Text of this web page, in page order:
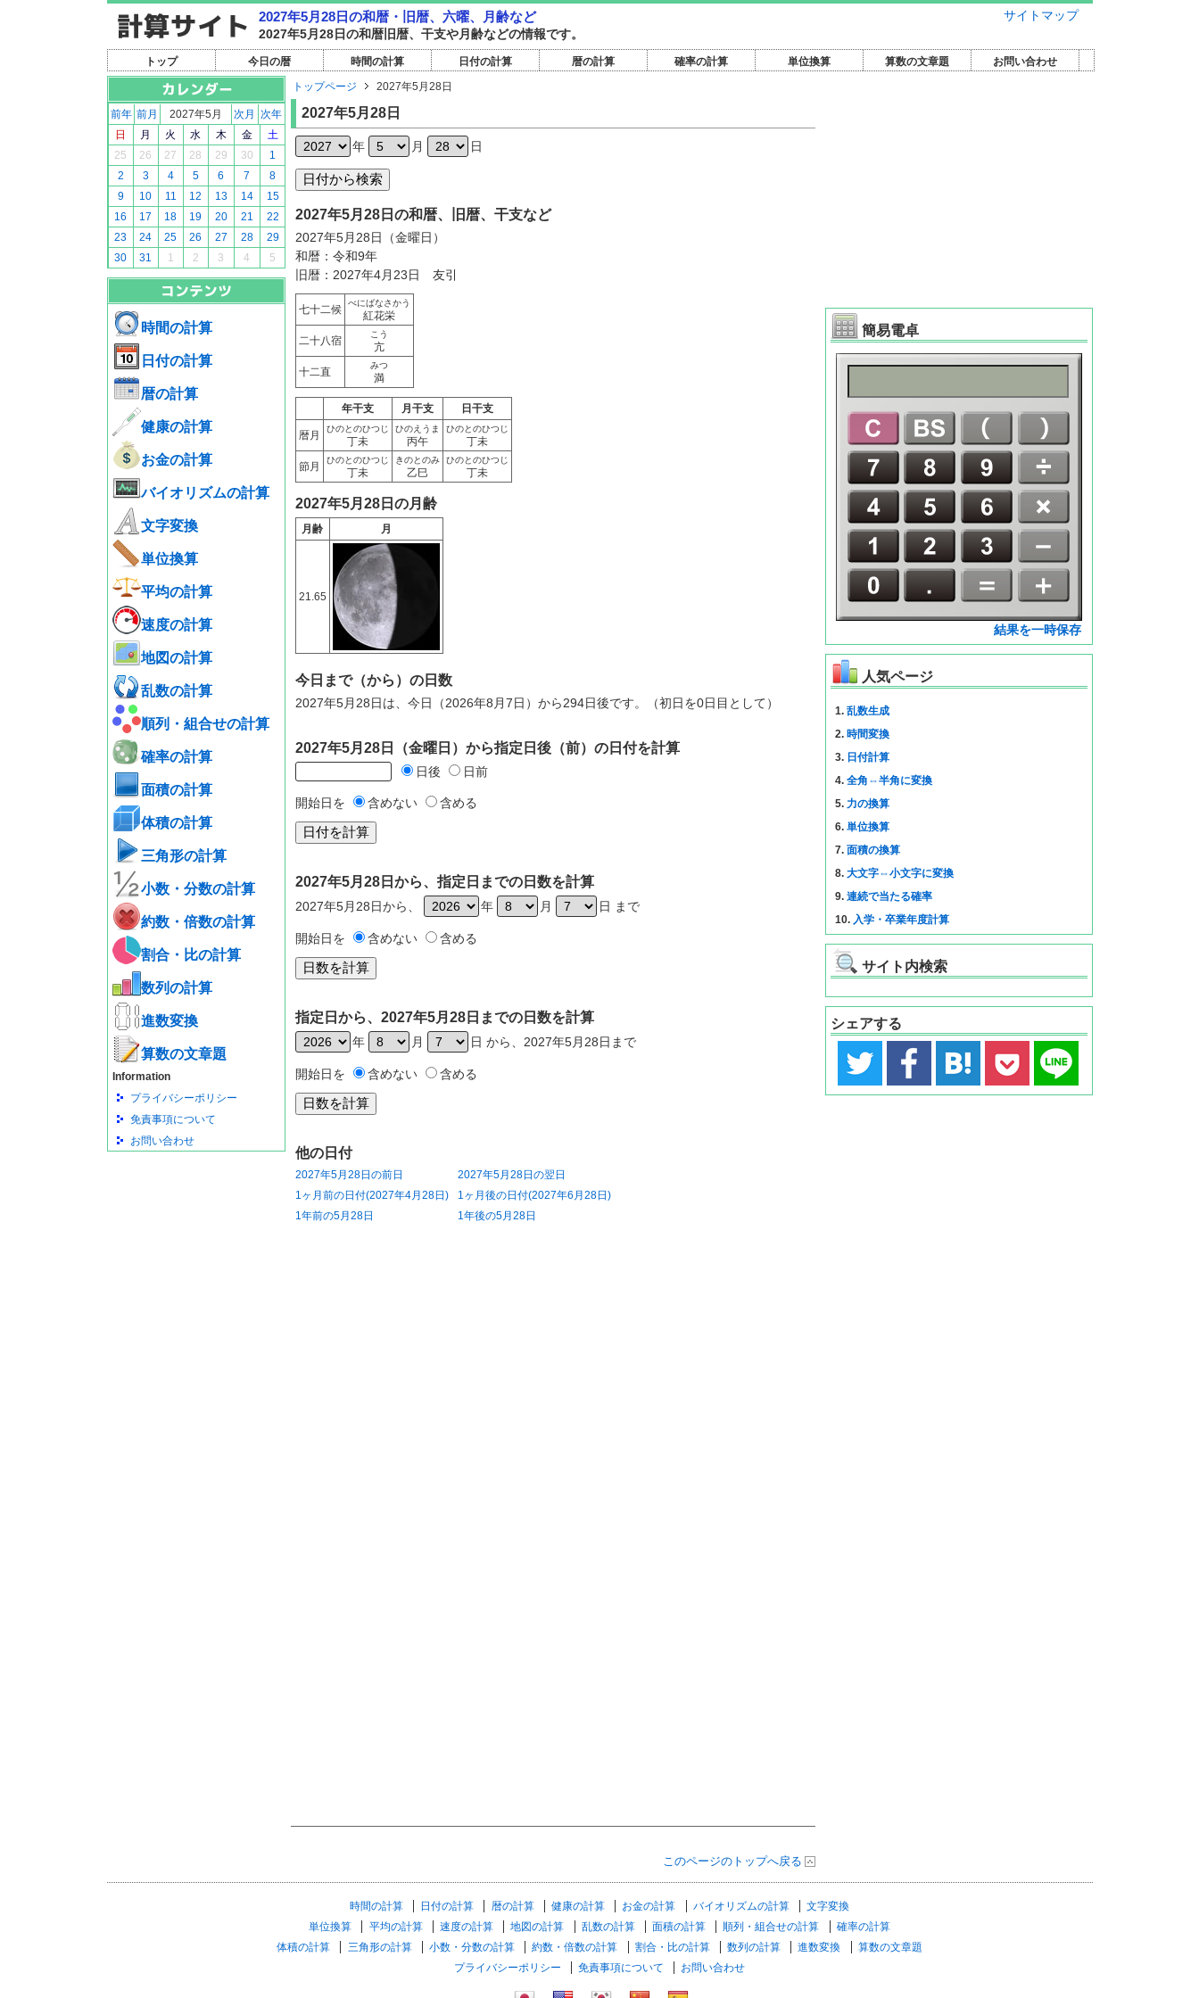
サイトマップ
2027年5月28日の和暦・旧暦、六曜、月齢など
2027年5月28日の和暦旧暦、干支や月齢などの情報です。
トップ 今日の暦 時間の計算 日付の計算 暦の計算 確率の計算 単位換算 算数の文章題 お問い合わせ
前年 前月 2027年5月 次月
次年
日
月 火 水 木 金
土
25
26 27 28 29 30
1
2
3 4 5 6 7
8
9
10 11 12 13 14
15
16
17 18 19 20 21
22
23
24 25 26 27 28
29
30
31 1 2 3 4 5
時間の計算
日付の計算
暦の計算
健康の計算
お金の計算
バイオリズムの計算
文字変換
単位換算
平均の計算
速度の計算
地図の計算
乱数の計算
順列・組合せの計算
確率の計算
面積の計算
体積の計算
三角形の計算
小数・分数の計算
約数・倍数の計算
割合・比の計算
数列の計算
進数変換
算数の文章題
Information
プライバシーポリシー
免責事項について
お問い合わせ
トップページ 2027年5月28日
2027年5月28日
年 月 日
2027年5月28日の和暦、旧暦、干支など
2027年5月28日（金曜日）
和暦：令和9年
旧暦：2027年4月23日 友引
七十二候
べにばなさかう
紅花栄
二十八宿
こう
亢
十二直
みつ
満
年干支 月干支 日干支
暦月
ひのとのひつじ
丁未
ひのえうま
丙午
ひのとのひつじ
丁未
節月
ひのとのひつじ
丁未
きのとのみ
乙巳
ひのとのひつじ
丁未
2027年5月28日の月齢
月齢 月
21.65
今日まで（から）の日数
2027年5月28日は、今日（2026年8月7日）から294日後です。（初日を0日目として）
2027年5月28日（金曜日）から指定日後（前）の日付を計算
日後 日前
開始日を 含めない 含める
2027年5月28日から、指定日までの日数を計算
2027年5月28日から、 年 月 日 まで
開始日を 含めない 含める
指定日から、2027年5月28日までの日数を計算
年 月 日 から、2027年5月28日まで
開始日を 含めない 含める
他の日付
2027年5月28日の前日
2027年5月28日の翌日
1ヶ月前の日付(2027年4月28日)
1ヶ月後の日付(2027年6月28日)
1年前の5月28日
1年後の5月28日
このページのトップへ戻る
簡易電卓
結果を一時保存
人気ページ
1. 乱数生成
2. 時間変換
3. 日付計算
4. 全角⇔半角に変換
5. 力の換算
6. 単位換算
7. 面積の換算
8. 大文字⇔小文字に変換
9. 連続で当たる確率
10. 入学・卒業年度計算
サイト内検索
シェアする
時間の計算 日付の計算 暦の計算 健康の計算 お金の計算 バイオリズムの計算
文字変換
単位換算
平均の計算 速度の計算 地図の計算 乱数の計算 面積の計算 順列・組合せの計算
確率の計算
体積の計算
三角形の計算 小数・分数の計算 約数・倍数の計算 割合・比の計算 数列の計算 進数変換
算数の文章題
プライバシーポリシー
免責事項について お問い合わせ